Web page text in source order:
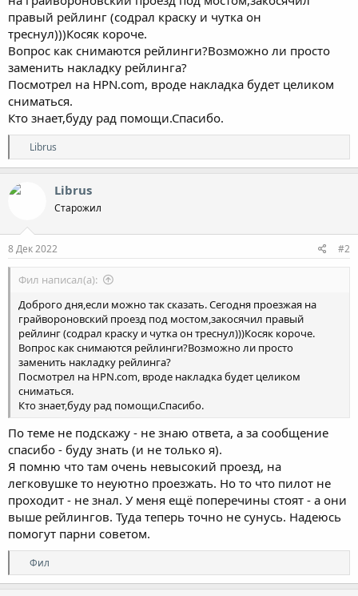
правый рейлинг (содрал краску и чутка он
треснул)))Косяк короче.
Вопрос как снимаются рейлинги?Возможно ли просто
заменить накладку рейлинга?
Посмотрел на HPN.com, вроде накладка будет целиком
сниматься.
Кто знает,буду рад помощи.Спасибо.
Р
е
а
:
Librus
Librus
Старожил
8 Дек 2022 #2
Фил написал(а):
Доброго дня,если можно так сказать. Сегодня проезжая на
грайвороновский проезд под мостом,закосячил правый
рейлинг (содрал краску и чутка он треснул)))Косяк короче.
Вопрос как снимаются рейлинги?Возможно ли просто
заменить накладку рейлинга?
Посмотрел на HPN.com, вроде накладка будет целиком
сниматься.
Кто знает,буду рад помощи.Спасибо.
По теме не подскажу - не знаю ответа, а за сообщение
спасибо - буду знать (и не только я).
Я помню что там очень невысокий проезд, на
легковушке то неуютно проезжать. Но то что пилот не
проходит - не знал. У меня ещё поперечины стоят - а они
выше рейлингов. Туда теперь точно не сунусь. Надеюсь
помогут парни советом.
Р
е
а
Фил